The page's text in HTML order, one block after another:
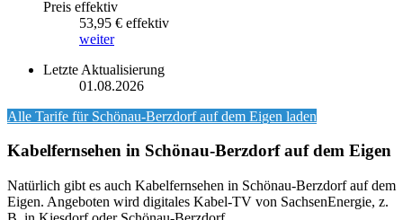
Preis effektiv
53,95 € effektiv
weiter
Letzte Aktualisierung
01.08.2026
Alle Tarife für Schönau-Berzdorf auf dem Eigen laden
Kabelfernsehen in Schönau-Berzdorf auf dem Eigen
Natürlich gibt es auch Kabelfernsehen in Schönau-Berzdorf auf dem
Eigen. Angeboten wird digitales Kabel-TV von SachsenEnergie, z.